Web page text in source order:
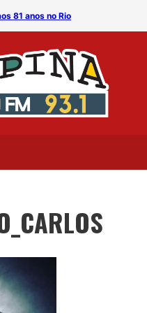
81 anos no Rio